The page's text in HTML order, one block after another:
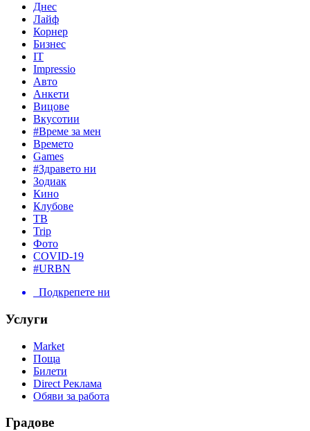
Днес
Лайф
Корнер
Бизнес
IT
Impressio
Авто
Анкети
Вицове
Вкусотии
#Време за мен
Времето
Games
#Здравето ни
Зодиак
Кино
Клубове
ТВ
Trip
Фото
COVID-19
#URBN
Подкрепете ни
Услуги
Market
Поща
Билети
Direct Реклама
Обяви за работа
Градове